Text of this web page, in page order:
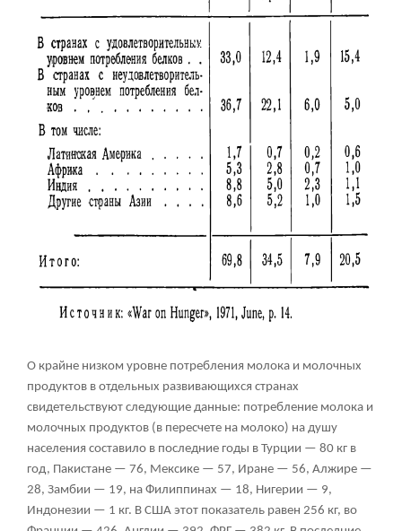
О крайне низком уровне потребления молока и молочных
продуктов в отдельных развивающихся странах
свидетельствуют следующие данные: потребление молока и
молочных продуктов (в пересчете на молоко) на душу
населения составило в последние годы в Турции — 80 кг в
год, Пакистане — 76, Мексике — 57, Иране — 56, Алжире —
28, Замбии — 19, на Филиппинах — 18, Нигерии — 9,
Индонезии — 1 кг. В США этот показатель равен 256 кг, во